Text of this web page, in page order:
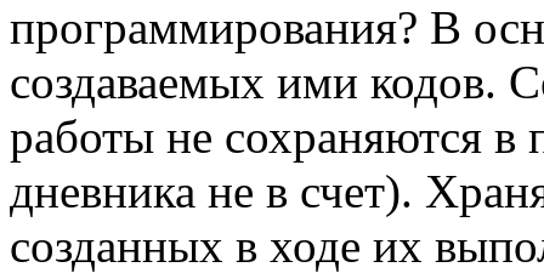
программирования? В
создаваемых ими кодов.
работы не сохраняются в
дневника не в счет).
созданных в ходе их